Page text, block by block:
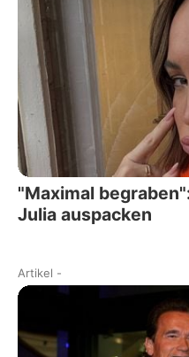
"Maximal
Julia auspacken
Artikel -